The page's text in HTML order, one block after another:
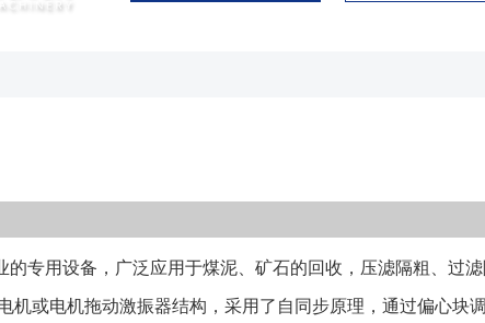
两组偏心块产生的离心力沿激振线的方向叠加，方向
料爬坡产生阻力，保证脱水效果； 2、筛网可以选
聚氨酯、编织网等类型筛板，张紧式安装，或不锈钢
式安装，以满足不同需要； 3、可通过调整偏心块
幅以达到优良脱水效果； 4、入料端设置斜面或弧
用设备，广泛应用于煤泥、矿石的回收，压滤隔粗、过
或电机拖动激振器结构，采用了自同步原理，通过偏心块调